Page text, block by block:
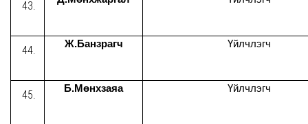
Ж.Банзрагч Үйлчлэгч
Б.Мөнхзаяа Үйлчлэгч